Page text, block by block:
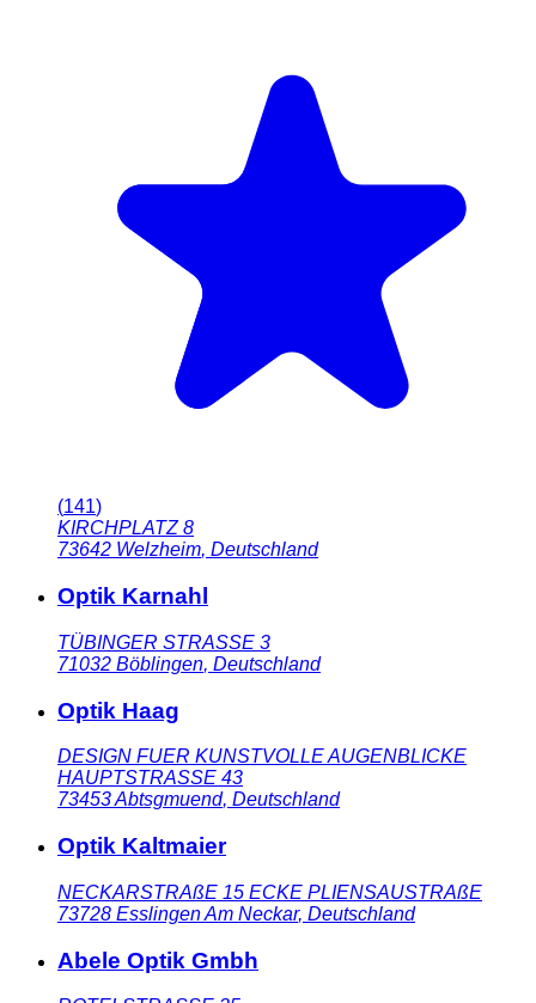
(141)
KIRCHPLATZ 8
73642 Welzheim, Deutschland
Optik Karnahl
TÜBINGER STRASSE 3
71032 Böblingen, Deutschland
Optik Haag
DESIGN FUER KUNSTVOLLE AUGENBLICKE
HAUPTSTRASSE 43
73453Abtsgmuend, Deutschland
Optik Kaltmaier
NECKARSTRAßE 15 ECKE PLIENSAUSTRAßE
73728 Esslingen Am Neckar, Deutschland
Abele Optik Gmbh